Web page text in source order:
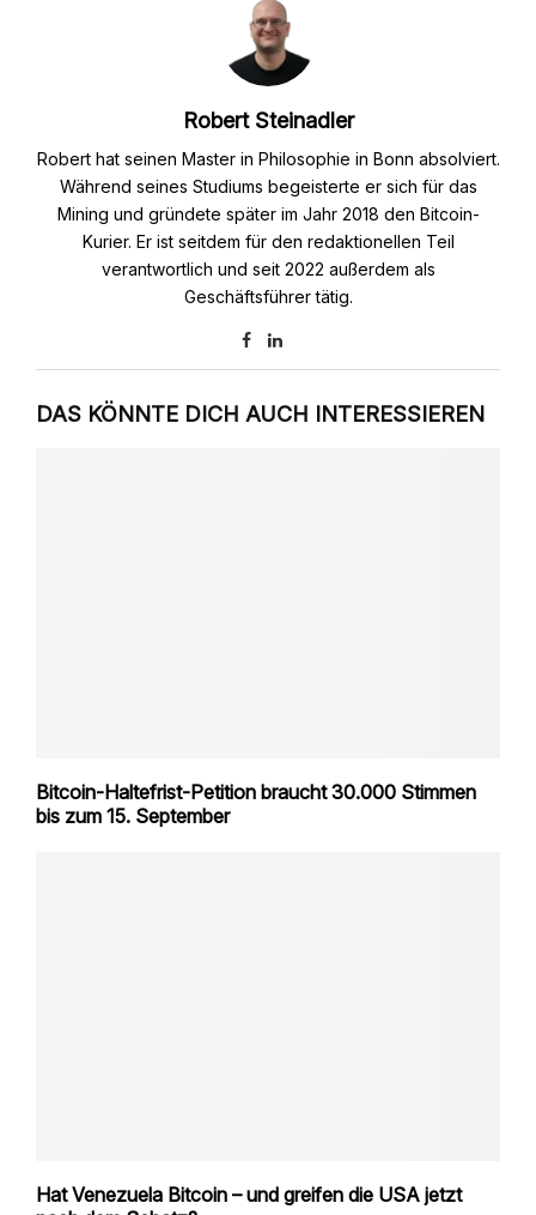
Robert Steinadler
Robert hat seinen Master in Philosophie in Bonn absolviert.
Während seines Studiums begeisterte er sich für das
Mining und gründete später im Jahr 2018 den Bitcoin-
Kurier. Er ist seitdem für den redaktionellen Teil
verantwortlich und seit 2022 außerdem als
Geschäftsführer tätig.
DAS KÖNNTE DICH AUCH INTERESSIEREN
Bitcoin-Haltefrist-Petition braucht 30.000 Stimmen
bis zum 15. September
Hat Venezuela Bitcoin – und greifen die USA jetzt